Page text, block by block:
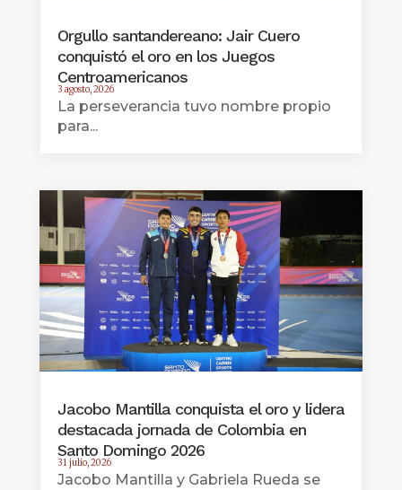
Orgullo santandereano: Jair Cuero
conquistó el oro en los Juegos
Centroamericanos
3 agosto, 2026
La perseverancia tuvo nombre propio
para...
Jacobo Mantilla conquista el oro y lidera
destacada jornada de Colombia en
Santo Domingo 2026
31 julio, 2026
Jacobo Mantilla y Gabriela Rueda se